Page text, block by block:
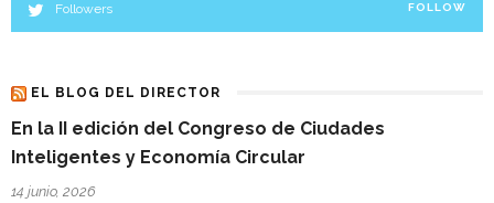
Followers FOLLOW
EL BLOG DEL DIRECTOR
En la II edición del Congreso de Ciudades
Inteligentes y Economía Circular
14 junio, 2026